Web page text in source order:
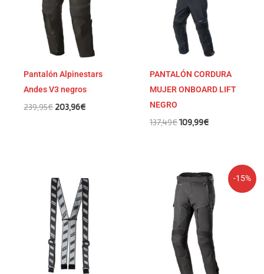
Pantalón Alpinestars
Andes V3 negros
239,95€203,96€
PANTALÓN CORDURA
MUJER ONBOARD LIFT
NEGRO
137,49€109,99€
-15%
El
precio
original
era:
319,95€.
El
precio
actual
es:
271,96€.